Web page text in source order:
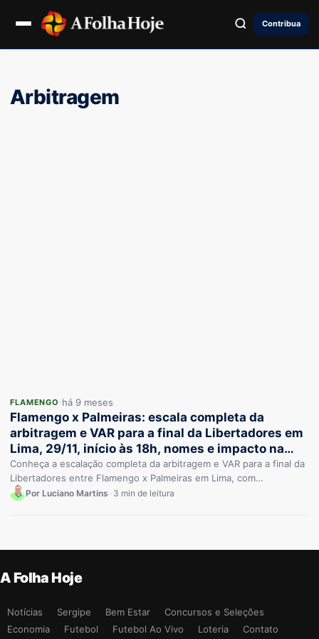
Contribua
Arbitragem
FLAMENGO há 9 meses
Flamengo x Palmeiras: escala completa da
arbitragem e VAR para a final da Libertadores em
Lima, 29/11, início às 18h, nomes e impacto na
decisão
Conheça a escalação completa da arbitragem e VAR para a final da
Libertadores entre Flamengo x Palmeiras em Lima, com…
Por Luciano Martins 3 min de leitura
A Folha Hoje
Notícias Sergipe Bem Estar
Concursos e Seleções
Economia
Futebol Futebol Ao Vivo Loteria Contato